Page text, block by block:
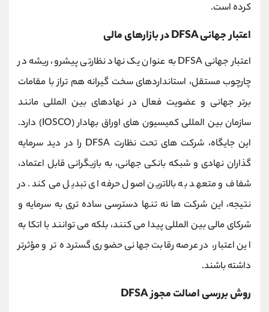
کرده است.
اعتبار جهانی DFSA در بازارهای مالی
اعتبار جهانی DFSA به‌ عنوان یک نهاد نظارتی پیشرو، ریشه در
چارچوب مستقل، استانداردهای سخت‌ گیرانه هم‌ تراز با مقامات
برتر جهانی و عضویت فعال در نهادهای بین ‌المللی مانند
سازمان بین ‌المللی کمیسیون ‌های اوراق بهادار (IOSCO) دارد.
این جایگاه، شرکت‌ های تحت نظارت DFSA را در دید سرمایه
‌گذاران نهادی و شبکه بانکی جهانی، به بازیگرانی قابل ‌اعتماد،
شفاف و متعهد به بالاترین اصول حرفه ‌ای تبدیل می‌ کند. در
نتیجه، این شرکت‌ ها نه تنها دسترسی ساده ‌تری به سرمایه و
شرکای مالی بین ‌المللی پیدا می‌ کنند، بلکه می ‌توانند با اتکا به
این اعتبار، در عرصه رقابت جهانی حضوری گسترده‌ تر و مؤثرتر
داشته باشند.
روش بررسی اصالت مجوز DFSA